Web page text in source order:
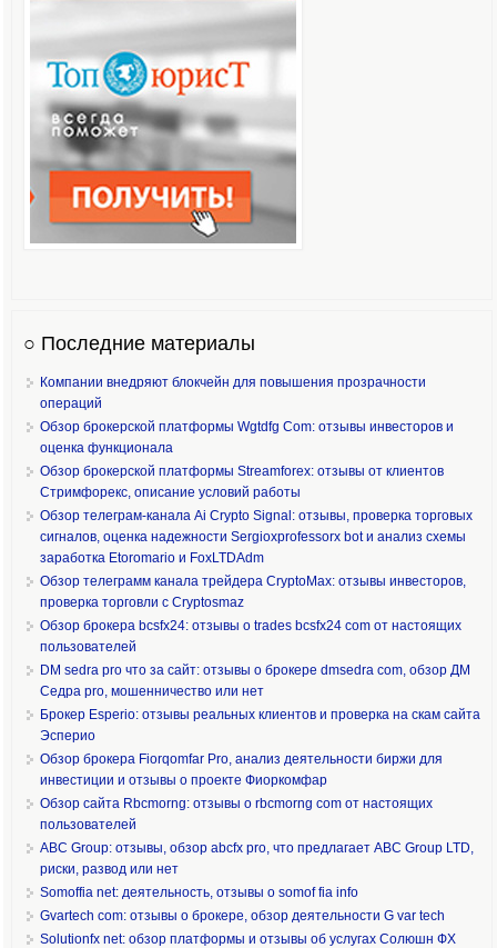
○ Последние материалы
Компании внедряют блокчейн для повышения прозрачности
операций
Обзор брокерской платформы Wgtdfg Com: отзывы инвесторов и
оценка функционала
Обзор брокерской платформы Streamforex: отзывы от клиентов
Стримфорекс, описание условий работы
Обзор телеграм-канала Ai Crypto Signal: отзывы, проверка торговых
сигналов, оценка надежности Sergioxprofessorx bot и анализ схемы
заработка Etoromario и FoxLTDAdm
Обзор телеграмм канала трейдера CryptoMax: отзывы инвесторов,
проверка торговли с Cryptosmaz
Обзор брокера bcsfx24: отзывы о trades bcsfx24 com от настоящих
пользователей
DM sedra pro что за сайт: отзывы о брокере dmsedra com, обзор ДМ
Седра pro, мошенничество или нет
Брокер Esperio: отзывы реальных клиентов и проверка на скам сайта
Эсперио
Обзор брокера Fiorqomfar Pro, анализ деятельности биржи для
инвестиции и отзывы о проекте Фиоркомфар
Обзор сайта Rbcmorng: отзывы о rbcmorng com от настоящих
пользователей
ABC Group: отзывы, обзор abcfx pro, что предлагает ABC Group LTD,
риски, развод или нет
Somoffia net: деятельность, отзывы о somof fia info
Gvartech com: отзывы о брокере, обзор деятельности G var tech
Solutionfx net: обзор платформы и отзывы об услугах Солюшн ФХ